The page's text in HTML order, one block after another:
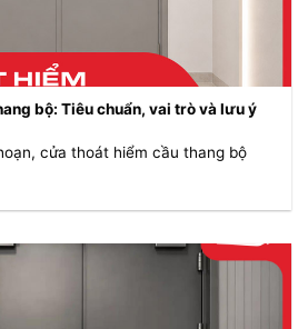
bộ: Tiêu chuẩn, vai trò và lưu ý
cửa thoát hiểm cầu thang bộ